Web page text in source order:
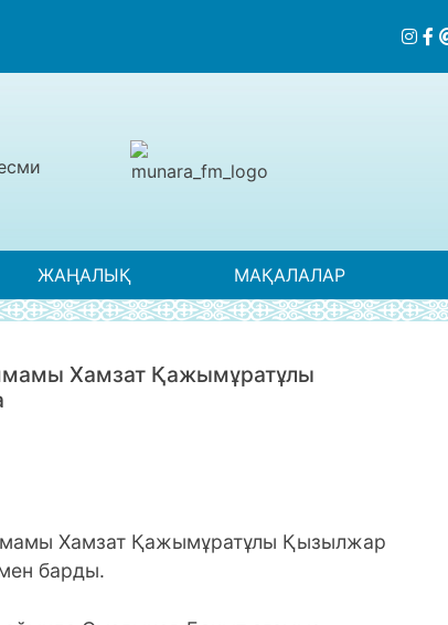
ЖАҢАЛЫҚ МАҚАЛАЛАР
Хамзат Қажымұратұлы
Хамзат Қажымұратұлы Қызылжар
барды.